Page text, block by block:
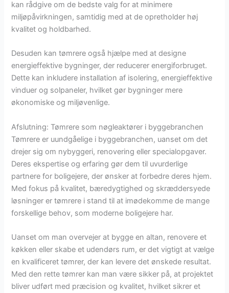
kan rådgive om de bedste valg for at minimere
miljøpåvirkningen, samtidig med at de opretholder høj
kvalitet og holdbarhed.
Desuden kan tømrere også hjælpe med at designe
energieffektive bygninger, der reducerer energiforbruget.
Dette kan inkludere installation af isolering, energieffektive
vinduer og solpaneler, hvilket gør bygninger mere
økonomiske og miljøvenlige.
Afslutning: Tømrere som nøgleaktører i byggebranchen
Tømrere er uundgåelige i byggebranchen, uanset om det
drejer sig om nybyggeri, renovering eller specialopgaver.
Deres ekspertise og erfaring gør dem til uvurderlige
partnere for boligejere, der ønsker at forbedre deres hjem.
Med fokus på kvalitet, bæredygtighed og skræddersyede
løsninger er tømrere i stand til at imødekomme de mange
forskellige behov, som moderne boligejere har.
Uanset om man overvejer at bygge en altan, renovere et
køkken eller skabe et udendørs rum, er det vigtigt at vælge
en kvalificeret tømrer, der kan levere det ønskede resultat.
Med den rette tømrer kan man være sikker på, at projektet
bliver udført med præcision og kvalitet, hvilket sikrer et